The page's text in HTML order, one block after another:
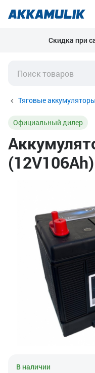
Скидка при
Тяговые аккумуляторы
Официальный дилер
(12V106Ah)
В наличии